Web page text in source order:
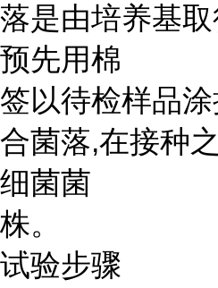
落是由培养基
预先用棉
签以待检样品
合菌落,在接种
细菌菌
株。
试验步骤